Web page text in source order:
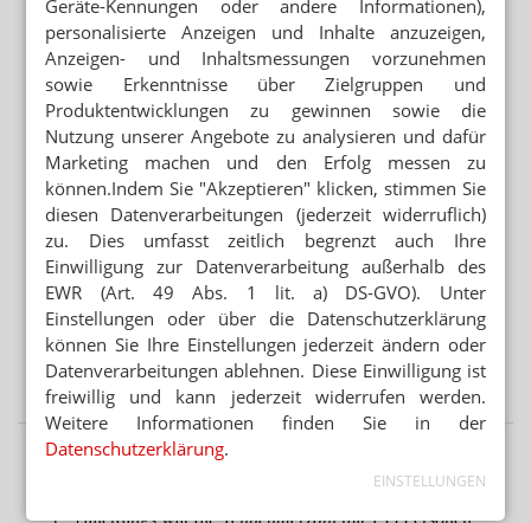
Geräte-Kennungen oder andere Informationen),
personalisierte Anzeigen und Inhalte anzuzeigen,
Anzeigen- und Inhaltsmessungen vorzunehmen
sowie Erkenntnisse über Zielgruppen und
Produktentwicklungen zu gewinnen sowie die
Nutzung unserer Angebote zu analysieren und dafür
Marketing machen und den Erfolg messen zu
können.Indem Sie "Akzeptieren" klicken, stimmen Sie
diesen Datenverarbeitungen (jederzeit widerruflich)
zu. Dies umfasst zeitlich begrenzt auch Ihre
Einwilligung zur Datenverarbeitung außerhalb des
EWR (Art. 49 Abs. 1 lit. a) DS-GVO). Unter
Einstellungen oder über die Datenschutzerklärung
können Sie Ihre Einstellungen jederzeit ändern oder
Datenverarbeitungen ablehnen. Diese Einwilligung ist
freiwillig und kann jederzeit widerrufen werden.
Weitere Informationen finden Sie in der
Datenschutzerklärung.
EINSTELLUNGEN
POSTTRAUMATISCHE BELASTUNGSSTÖRUNG
Dronabinol: THC hilft bei PTBS
Mehr aus Ressort
VORSICHT BEI SILYCHRISTIN ODER CHOLIN
Schilddrüse: DGE warnt vor NEM
REZEPTURUMSTELLUNG
Achtung beim Ausbuchen: Verwirrung bei Alzheimer-
Mittel
PATENTSCHUTZ
Semaglutid-Nasenspray: Novo Nordisk stoppt Medios-
Tochter